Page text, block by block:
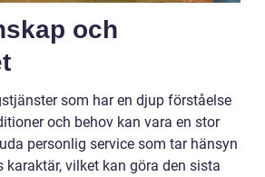
och
som har en djup förståelse
och behov kan vara en stor
personlig service som tar hänsyn
vilket kan göra den sista